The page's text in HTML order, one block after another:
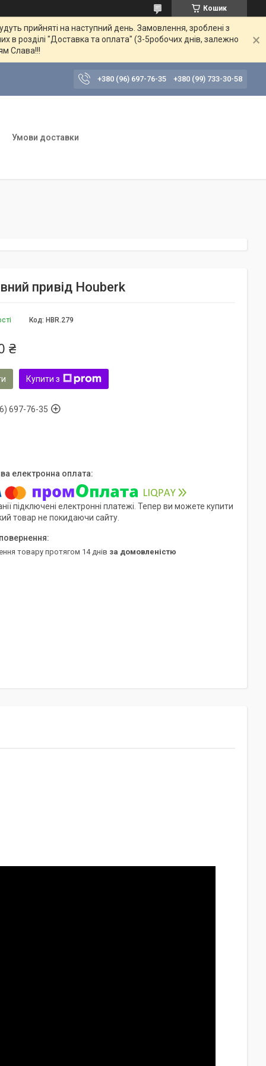
Кошик
прийняті на наступний день. Замовлення, зроблені з
в розділі "Доставка та оплата" (3-5робочих днів, залежно
Слава!!!
+380 (96) 697-76-35 +380 (99) 733-30-58
Умови доставки
привід Houberk
Код: HBR.279
₴
Купити з
697-76-35
підключені електронні платежі. Тепер ви можете купити
товар не покидаючи сайту.
товару протягом 14 днів за домовленістю